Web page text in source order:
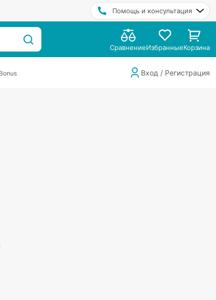
Помощь и консультация
СравнениеИзбранныеКорзина
Вход / Регистрация